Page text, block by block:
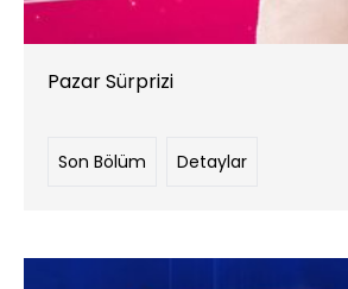
Pazar Sürprizi
Son Bölüm Detaylar